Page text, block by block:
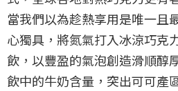
當我們以為趁熱享用是唯一且
心獨具，將氮氣打入冰涼巧克
飲，以豐盈的氣泡創造滑順醇
飲中的牛奶含量，突出可可產